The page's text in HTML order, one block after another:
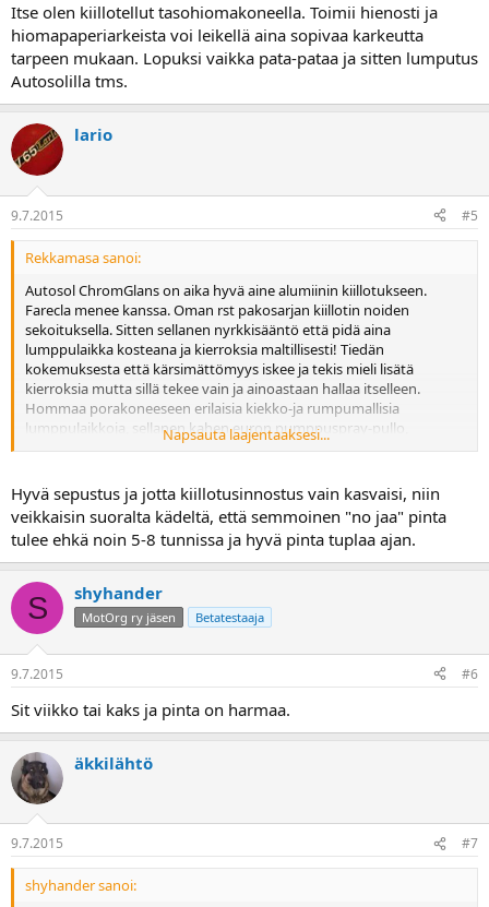
Itse olen kiillotellut tasohiomakoneella. Toimii hienosti ja
hiomapaperiarkeista voi leikellä aina sopivaa karkeutta
tarpeen mukaan. Lopuksi vaikka pata-pataa ja sitten lumputus
Autosolilla tms.
lario
9.7.2015 #5
Rekkamasa sanoi:
Autosol ChromGlans on aika hyvä aine alumiinin kiillotukseen.
Farecla menee kanssa. Oman rst pakosarjan kiillotin noiden
sekoituksella. Sitten sellanen nyrkkisääntö että pidä aina
lumppulaikka kosteana ja kierroksia maltillisesti! Tiedän
kokemuksesta että kärsimättömyys iskee ja tekis mieli lisätä
kierroksia mutta sillä tekee vain ja ainoastaan hallaa itselleen.
Hommaa porakoneeseen erilaisia kiekko-ja rumpumallisia
lumppulaikkoja, sellanen kahen euron pumppuspray-pullo,
suojalasit (sitä kiillotustahnaa on lattiasta kattoon) ja ainakin
Kierrokset ei nopeuta toimenpidettä. Tietty jos pinta on kovin
karhea tai esim maalattu etukäteen täytyy se ensin vesihioa,
siinäkään ei tod kantsi oikoa koska karkealla paperilla tehdyt
naarmut on yks perse poistaa, jollain nelisatasella kun alottaa ja siitä
vaiheittain ainakin tonniseen. Ja sitten niiden reikien kanssa pidä
huoli ettei se laikan karamutteri pääse rouhimaan mitään reunoja,
siinä alkaa äkkiä porat oppia lentämään, mulla saattoi ehkä yks
bläkkendekkeri tuhoutua siinä kun se saattoi lentää istukka edellä
lattiaan... Erilaisten reikien ja läpionkaloiden kiillotukseen ehkä paras
on ns.kengänkiillotusmetodi eli jostain teepaidasta pitkä soiro jonka
kastelee ja rööttää kunnolla ainetta, pujottaa läpi ja päistä vedellen
hinkkaa eestaas.
Napsauta laajentaaksesi...
Hyvä sepustus ja jotta kiillotusinnostus vain kasvaisi, niin
veikkaisin suoralta kädeltä, että semmoinen "no jaa" pinta
tulee ehkä noin 5-8 tunnissa ja hyvä pinta tuplaa ajan.
S shyhander
MotOrg ry jäsen Betatestaaja
9.7.2015 #6
Sit viikko tai kaks ja pinta on harmaa.
äkkilähtö
9.7.2015 #7
shyhander sanoi: